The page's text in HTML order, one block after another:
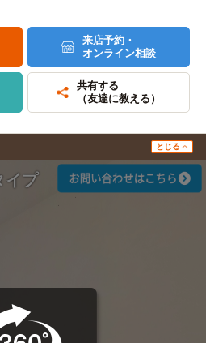
来店予約・
オンライン相談
共有する
（友達に教える）
とじる